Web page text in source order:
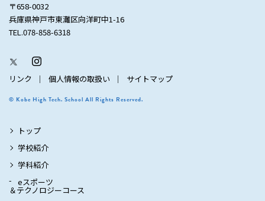
〒658-0032
兵庫県神戸市東灘区向洋町中1-16
TEL.078-858-6318
リンク 個人情報の取扱い サイトマップ
© Kobe High Tech. School All Rights Reserved.
トップ
学校紹介
学科紹介
eスポーツ
＆テクノロジーコース